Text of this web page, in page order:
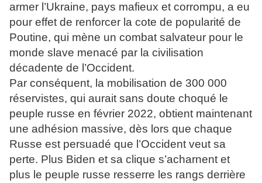
armer l’Ukraine, pays mafieux et corrompu, a eu
pour effet de renforcer la cote de popularité de
Poutine, qui mène un combat salvateur pour le
monde slave menacé par la civilisation
décadente de l’Occident.
Par conséquent, la mobilisation de 300 000
réservistes, qui aurait sans doute choqué le
peuple russe en février 2022, obtient maintenant
une adhésion massive, dès lors que chaque
Russe est persuadé que l’Occident veut sa
perte. Plus Biden et sa clique s’acharnent et
plus le peuple russe resserre les rangs derrière